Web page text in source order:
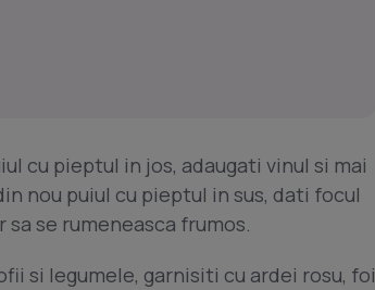
cu pieptul in jos, adaugati vinul si mai
nou puiul cu pieptul in sus, dati focul
se rumeneasca frumos.
si legumele, garnisiti cu ardei rosu, foi